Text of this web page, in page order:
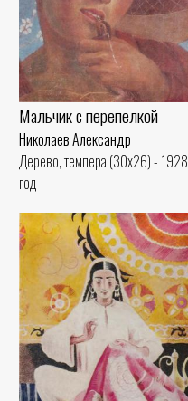
Мальчик с перепелкой
Николаев Александр
Дерево, темпера (30x26) - 1928
год